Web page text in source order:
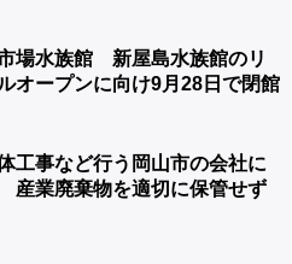
場水族館 新屋島水族館のリ
オープンに向け9月28日で閉館
工事など行う岡山市の会社に
産業廃棄物を適切に保管せず